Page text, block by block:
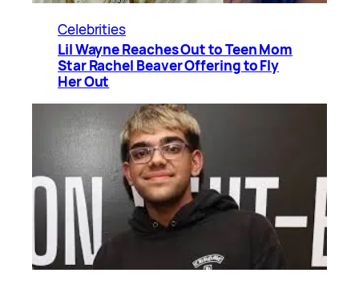
Celebrities
Lil Wayne Reaches Out to Teen Mom
Star Rachel Beaver Offering to Fly
Her Out